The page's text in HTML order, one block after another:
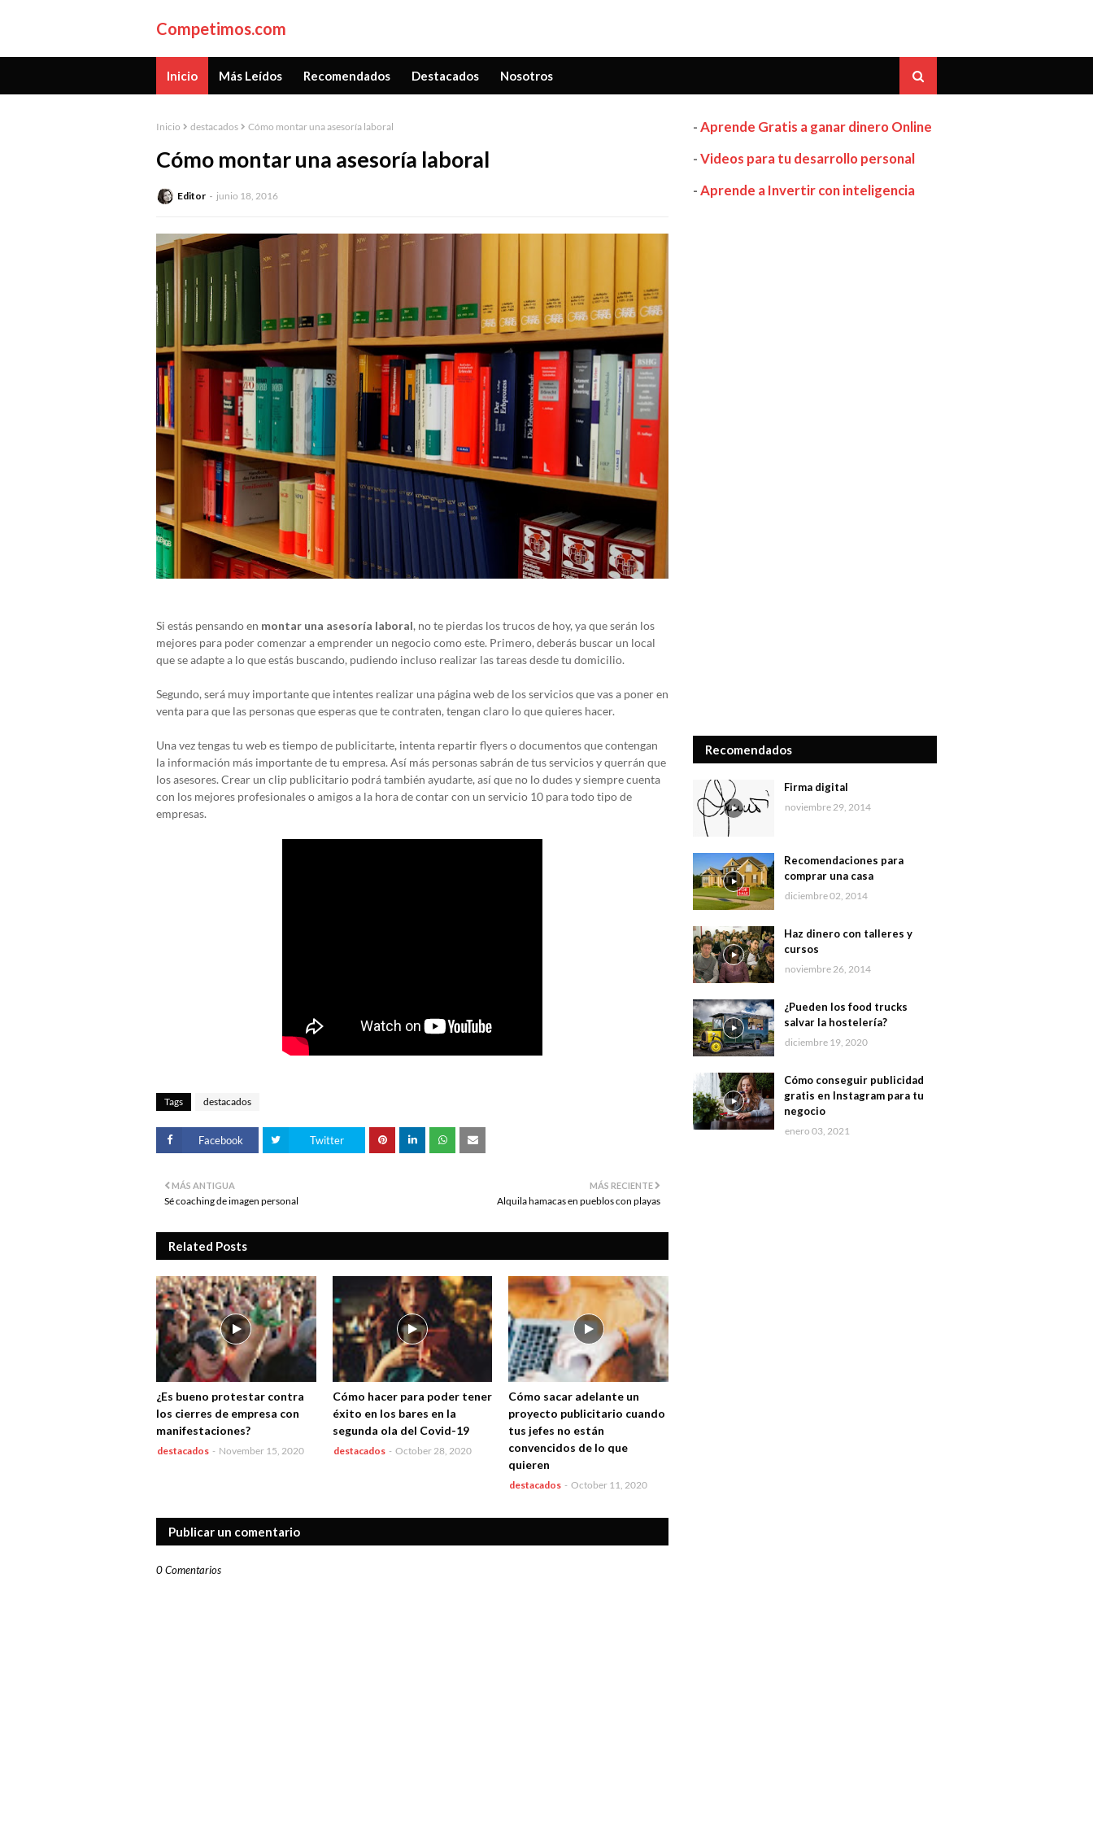
Competimos.com
Inicio Más Leídos Recomendados Destacados Nosotros
Inicio destacados Cómo montar una asesoría laboral
Cómo montar una asesoría laboral
Editor junio 18, 2016
Si estás pensando en montar una asesoría laboral, no te pierdas los trucos de hoy, ya que serán los
mejores para poder comenzar a emprender un negocio como este. Primero, deberás buscar un local
que se adapte a lo que estás buscando, pudiendo incluso realizar las tareas desde tu domicilio.
Segundo, será muy importante que intentes realizar una página web de los servicios que vas a poner en
venta para que las personas que esperas que te contraten, tengan claro lo que quieres hacer.
Una vez tengas tu web es tiempo de publicitarte, intenta repartir flyers o documentos que contengan
la información más importante de tu empresa. Así más personas sabrán de tus servicios y querrán que
los asesores. Crear un clip publicitario podrá también ayudarte, así que no lo dudes y siempre cuenta
con los mejores profesionales o amigos a la hora de contar con un servicio 10 para todo tipo de
empresas.
Tags destacados
Facebook Twitter
MÁS RECIENTE
Alquila hamacas en pueblos con playas
MÁS ANTIGUA
Sé coaching de imagen personal
Related Posts
¿Es bueno protestar contra
los cierres de empresa con
manifestaciones?
destacados - November 15, 2020
Cómo hacer para poder tener
éxito en los bares en la
segunda ola del Covid-19
destacados - October 28, 2020
Cómo sacar adelante un
proyecto publicitario cuando
tus jefes no están
convencidos de lo que
quieren
destacados - October 11, 2020
Publicar un comentario
0 Comentarios
-Aprende Gratis a ganar dinero Online
-Videos para tu desarrollo personal
-Aprende a Invertir con inteligencia
Recomendados
Firma digital
noviembre 29, 2014
Recomendaciones para
comprar una casa
diciembre 02, 2014
Haz dinero con talleres y
cursos
noviembre 26, 2014
¿Pueden los food trucks
salvar la hostelería?
diciembre 19, 2020
Cómo conseguir publicidad
gratis en Instagram para tu
negocio
enero 03, 2021